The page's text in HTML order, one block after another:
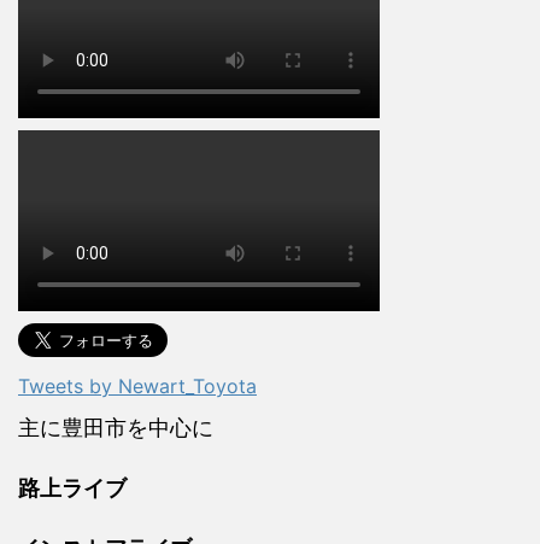
Tweets by Newart_Toyota
主に豊田市を中心に
路上ライブ